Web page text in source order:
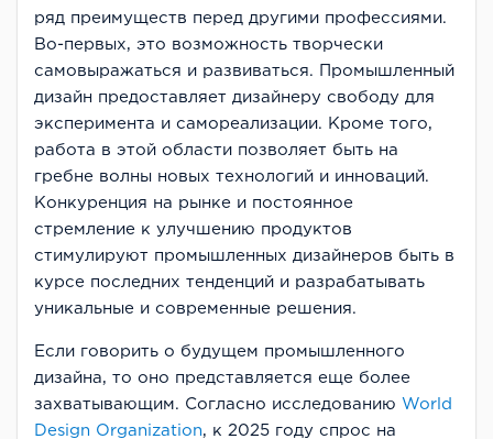
ряд преимуществ перед другими профессиями.
Во-первых, это возможность творчески
самовыражаться и развиваться. Промышленный
дизайн предоставляет дизайнеру свободу для
эксперимента и самореализации. Кроме того,
работа в этой области позволяет быть на
гребне волны новых технологий и инноваций.
Конкуренция на рынке и постоянное
стремление к улучшению продуктов
стимулируют промышленных дизайнеров быть в
курсе последних тенденций и разрабатывать
уникальные и современные решения.
Если говорить о будущем промышленного
дизайна, то оно представляется еще более
захватывающим. Согласно исследованию World
Design Organization , к 2025 году спрос на